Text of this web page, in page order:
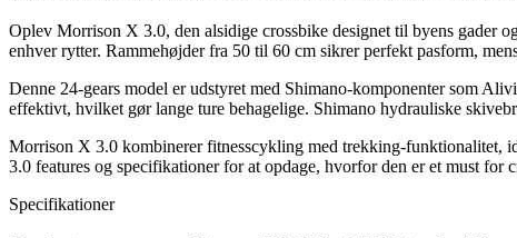
Oplev Morrison X 3.0, den alsidige crossbike designet til byens gader
enhver rytter. Rammehøjder fra 50 til 60 cm sikrer perfekt pasform,
Denne 24-gears model er udstyret med Shimano-komponenter som
effektivt, hvilket gør lange ture behagelige. Shimano hydrauliske
Morrison X 3.0 kombinerer fitnesscykling med trekking-funktionalitet,
3.0 features og specifikationer for at opdage, hvorfor den er et must
Specifikationer